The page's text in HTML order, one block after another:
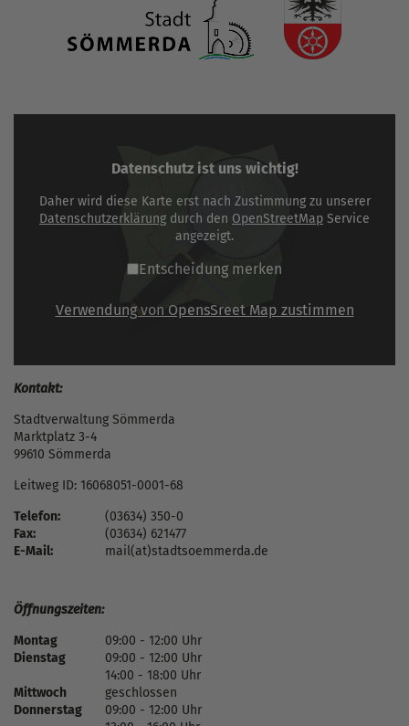
Datenschutz ist uns wichtig!
Daher wird diese Karte erst nach Zustimmung zu unserer
Datenschutzerklärung durch den OpenStreetMap Service
angezeigt.
Entscheidung merken
Verwendung von OpensSreet Map zustimmen
Kontakt:
Stadtverwaltung Sömmerda
Marktplatz 3-4
99610 Sömmerda
Leitweg ID: 16068051-0001-68
Telefon:
(03634) 350-0
Fax:
(03634) 621477
E-Mail:
mail(at)stadtsoemmerda.de
Öffnungszeiten:
Montag
09:00 - 12:00 Uhr
Dienstag
09:00 - 12:00 Uhr
14:00 - 18:00 Uhr
Mittwoch
geschlossen
Donnerstag
09:00 - 12:00 Uhr